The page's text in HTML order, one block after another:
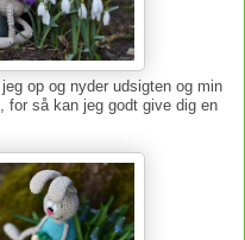
op og nyder udsigten og min
for så kan jeg godt give dig en